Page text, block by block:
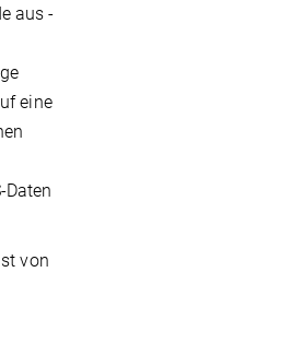
aus -
eine
Daten
von